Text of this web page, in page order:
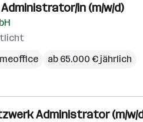
in (m/w/d)
ab 65.000 € jährlich
Administrator (m/w/